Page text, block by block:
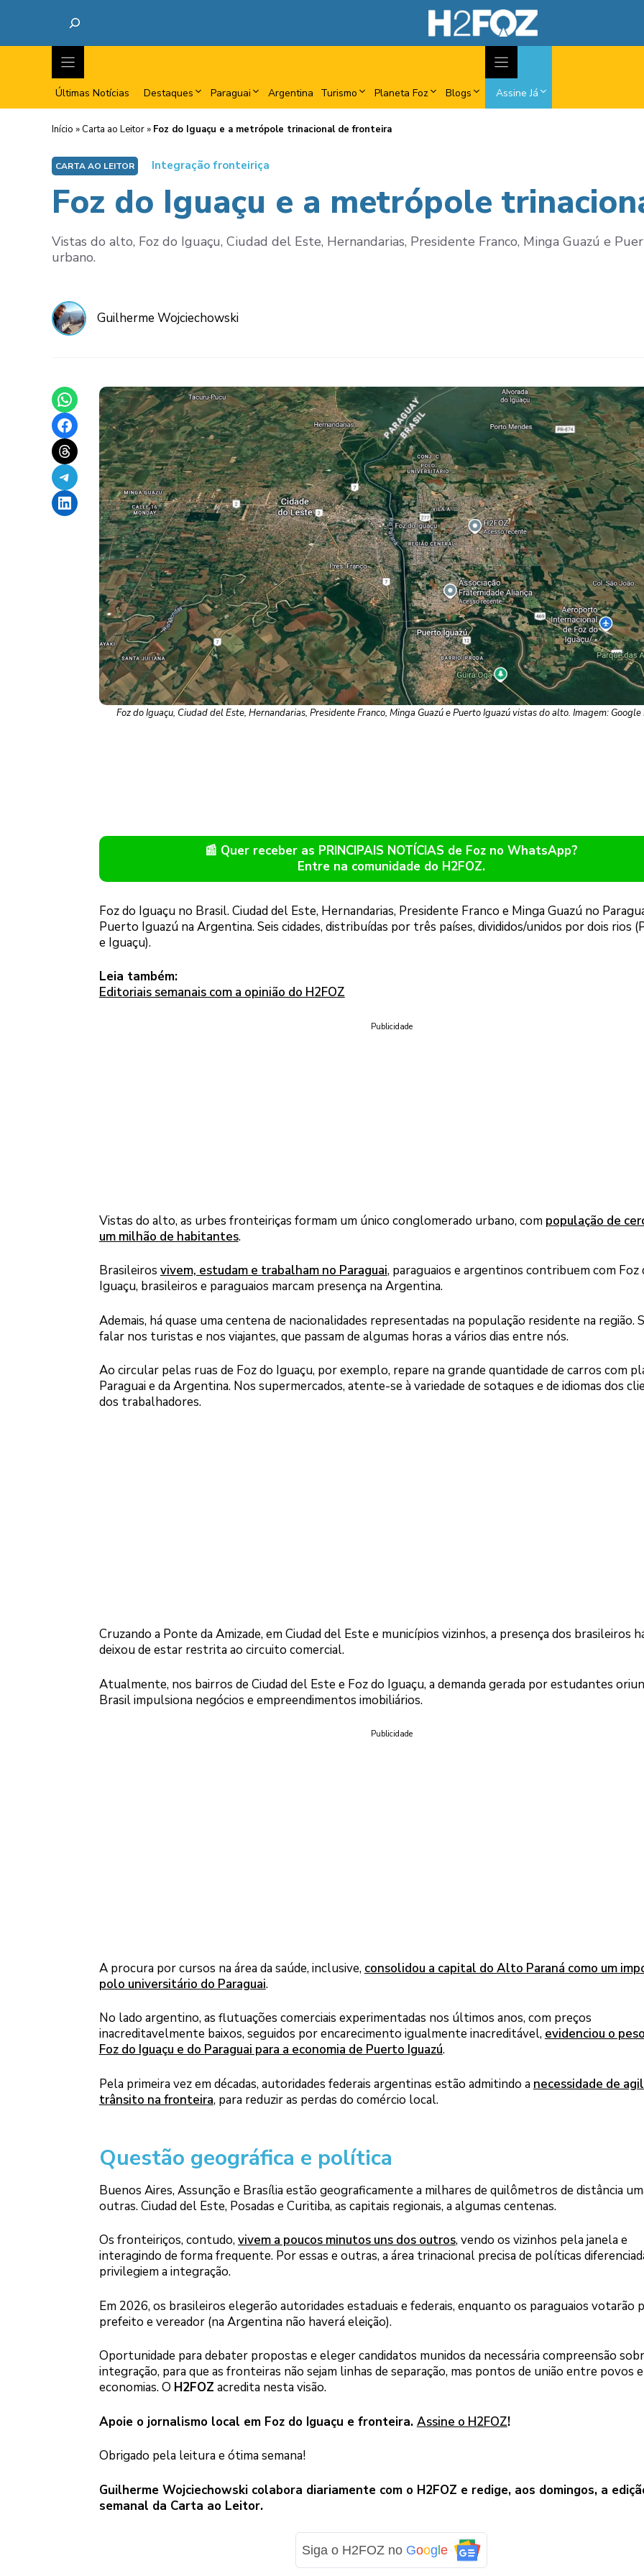
Últimas Notícias Destaques Paraguai Argentina Turismo Planeta Foz Blogs Assine Já
Início » Carta ao Leitor » Foz do Iguaçu e a metrópole trinacional de fronteira
CARTA AO LEITOR Integração fronteiriça
Foz do Iguaçu e a metrópole
Vistas do alto, Foz do Iguaçu, Ciudad del Este, Hernandarias, Presidente Franco, Minga Guazú e
urbano.
Guilherme Wojciechowski
Share on WhatsApp
Share on Facebook
Share on Threads
Share on Telegram
Share on LinkedIn
Foz do Iguaçu, Ciudad del Este, Hernandarias, Presidente Franco, Minga Guazú e Puerto Iguazú vistas do alto. Imagem: Google
📰 Quer receber as PRINCIPAIS NOTÍCIAS de Foz no WhatsApp?
Entre na comunidade do H2FOZ.
Foz do Iguaçu no Brasil. Ciudad del Este, Hernandarias, Presidente Franco e Minga Guazú no
Puerto Iguazú na Argentina. Seis cidades, distribuídas por três países, divididos/unidos por dois rios
e Iguaçu).
Leia também:
Editoriais semanais com a opinião do H2FOZ
Publicidade
Vistas do alto, as urbes fronteiriças formam um único conglomerado urbano, com população de
um milhão de habitantes.
Brasileiros vivem, estudam e trabalham no Paraguai, paraguaios e argentinos contribuem com Foz
Iguaçu, brasileiros e paraguaios marcam presença na Argentina.
Ademais, há quase uma centena de nacionalidades representadas na população residente na região.
falar nos turistas e nos viajantes, que passam de algumas horas a vários dias entre nós.
Ao circular pelas ruas de Foz do Iguaçu, por exemplo, repare na grande quantidade de carros com
Paraguai e da Argentina. Nos supermercados, atente-se à variedade de sotaques e de idiomas dos
dos trabalhadores.
Cruzando a Ponte da Amizade, em Ciudad del Este e municípios vizinhos, a presença dos brasileiros
deixou de estar restrita ao circuito comercial.
Atualmente, nos bairros de Ciudad del Este e Foz do Iguaçu, a demanda gerada por estudantes
Brasil impulsiona negócios e empreendimentos imobiliários.
Publicidade
A procura por cursos na área da saúde, inclusive, consolidou a capital do Alto Paraná como um
polo universitário do Paraguai.
No lado argentino, as flutuações comerciais experimentadas nos últimos anos, com preços
inacreditavelmente baixos, seguidos por encarecimento igualmente inacreditável, evidenciou o
Foz do Iguaçu e do Paraguai para a economia de Puerto Iguazú.
Pela primeira vez em décadas, autoridades federais argentinas estão admitindo a necessidade de
trânsito na fronteira, para reduzir as perdas do comércio local.
Questão geográfica e política
Buenos Aires, Assunção e Brasília estão geograficamente a milhares de quilômetros de distância
outras. Ciudad del Este, Posadas e Curitiba, as capitais regionais, a algumas centenas.
Os fronteiriços, contudo,vivem a poucos minutos uns dos outros, vendo os vizinhos pela janela e
interagindo de forma frequente. Por essas e outras, a área trinacional precisa de políticas
privilegiem a integração.
Em 2026, os brasileiros elegerão autoridades estaduais e federais, enquanto os paraguaios votarão
prefeito e vereador (na Argentina não haverá eleição).
Oportunidade para debater propostas e eleger candidatos munidos da necessária compreensão
integração, para que as fronteiras não sejam linhas de separação, mas pontos de união entre povos e
economias. O H2FOZ acredita nesta visão.
Apoie o jornalismo local em Foz do Iguaçu e fronteira. Assine o H2FOZ!
Obrigado pela leitura e ótima semana!
Guilherme Wojciechowski colabora diariamente com o H2FOZ e redige, aos domingos, a
semanal da Carta ao Leitor.
Siga o H2FOZ no Goog le